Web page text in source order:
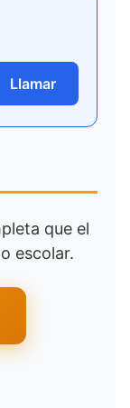
Llamar
que el
escolar.